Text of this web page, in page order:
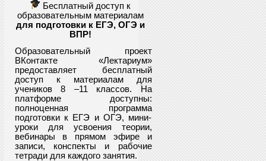
Бесплатный доступ к
образовательным материалам
для подготовки к ЕГЭ, ОГЭ и
ВПР!
Образовательный проект
ВКонтакте «Лектариум»
предоставляетбесплатный
доступ к материалам для
учеников 8 –11 классов. На
платформе доступны:
полноценная программа
подготовки к ЕГЭ и ОГЭ, мини-
уроки для усвоения теории,
вебинары в прямом эфире и
записи, конспекты и рабочие
тетради для каждого занятия.